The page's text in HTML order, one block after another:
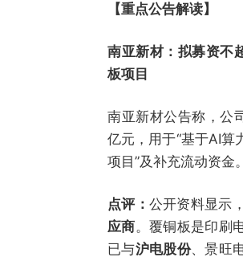
【重点公告解读】
南亚新材：拟募资不
板项目
南亚新材公告称，公
亿元，用于“基于AI算
项目”及补充流动资金。
点评： 公开资料显示
应商。覆铜板是印刷
已与沪电股份、景旺